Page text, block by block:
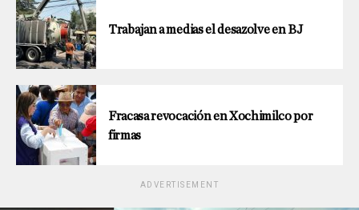
Trabajan a medias el desazolve en BJ
Fracasa revocación en Xochimilco por
firmas
ADVERTISEMENT